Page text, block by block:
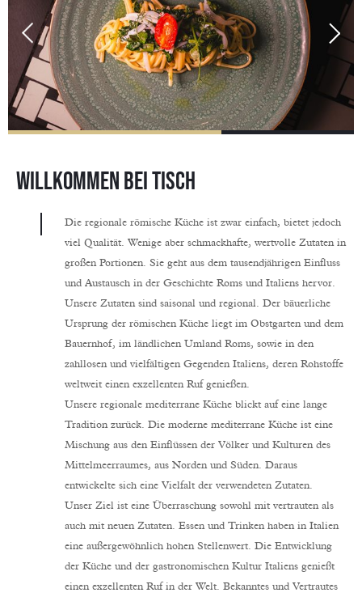
Willkommen bei Tisch
Die regionale römische Küche ist zwar einfach, bietet jedoch
viel Qualität. Wenige aber schmackhafte, wertvolle Zutaten in
großen Portionen. Sie geht aus dem tausendjährigen Einfluss
und Austausch in der Geschichte Roms und Italiens hervor.
Unsere Zutaten sind saisonal und regional. Der bäuerliche
Ursprung der römischen Küche liegt im Obstgarten und dem
Bauernhof, im ländlichen Umland Roms, sowie in den
zahllosen und vielfältigen Gegenden Italiens, deren Rohstoffe
weltweit einen exzellenten Ruf genießen.
Unsere regionale mediterrane Küche blickt auf eine lange
Tradition zurück. Die moderne mediterrane Küche ist eine
Mischung aus den Einflüssen der Völker und Kulturen des
Mittelmeerraumes, aus Norden und Süden. Daraus
entwickelte sich eine Vielfalt der verwendeten Zutaten.
Unser Ziel ist eine Überraschung sowohl mit vertrauten als
auch mit neuen Zutaten. Essen und Trinken haben in Italien
eine außergewöhnlich hohen Stellenwert. Die Entwicklung
der Küche und der gastronomischen Kultur Italiens genießt
einen exzellenten Ruf in der Welt. Bekanntes und Vertrautes